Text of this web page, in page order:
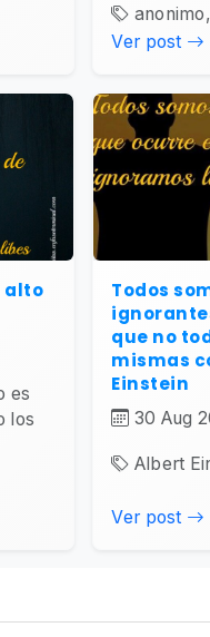
Ver post
alto
es
los
Todos
que no
mismas
Einstein
30 Aug
Albert
Ver post